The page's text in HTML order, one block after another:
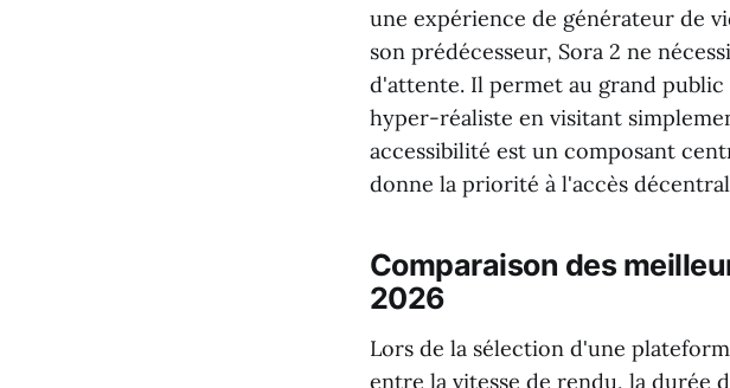
une expérience de générateur de
son prédécesseur, Sora 2 ne
d'attente. Il permet au grand
hyper-réaliste en visitant
accessibilité est un composant
donne la priorité à l'accès
Comparaison des
2026
Lors de la sélection d'une
entre la vitesse de rendu, la durée